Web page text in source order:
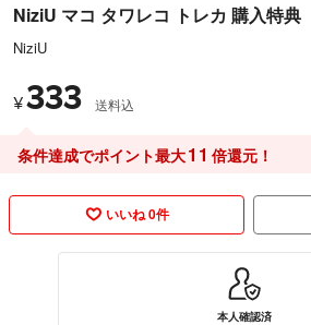
NiziU マコ タワレコ トレカ 購入特典
NiziU
¥333 送料込
条件達成でポイント最大11 倍還元！
いいね 0件
本人確認済